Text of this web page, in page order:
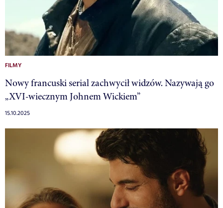
FILMY
Nowy francuski serial zachwycił widzów. Nazywają go
„XVI-wiecznym Johnem Wickiem”
15.10.2025